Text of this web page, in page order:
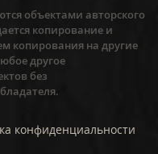
объектами авторского
копирование и
копирования на другие
другое
без
конфиденциальности